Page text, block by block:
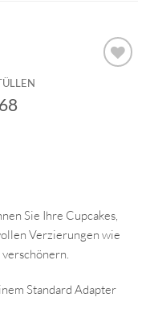
Sie Ihre Cupcakes,
Verzierungen wie
Standard Adapter